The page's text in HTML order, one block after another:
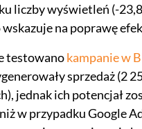
liczby wyświetleń (-
wskazuje na poprawę
testowanokampanie w
sprzedaż (2
jednak ich potencjał
w przypadku Google